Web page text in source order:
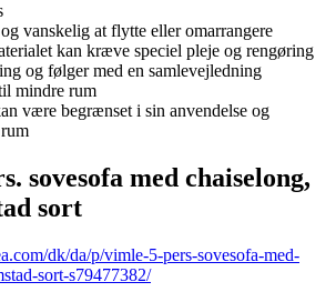
vanskelig at flytte eller omarrangere
kan kræve speciel pleje og rengøring
og følger med en samlevejledning
mindre rum
være begrænset i sin anvendelse og
sovesofa med chaiselong,
sort
dk/da/p/vimle-5-pers-sovesofa-med-
sort-s79477382/